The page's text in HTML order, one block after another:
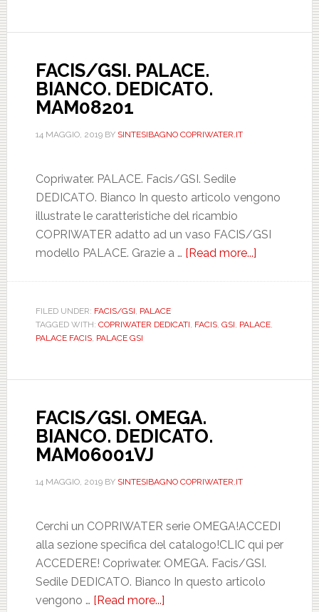
FACIS/GSI. PALACE.
BIANCO. DEDICATO.
MAM08201
14 MAGGIO, 2019BY SINTESIBAGNO COPRIWATER.IT
Copriwater. PALACE. Facis/GSI. Sedile
DEDICATO. Bianco In questo articolo vengono
illustrate le caratteristiche del ricambio
COPRIWATER adatto ad un vaso FACIS/GSI
modello PALACE. Grazie a … [Read more...]
FACIS/GSI.
DEDICATO.
MAM08201
FILED UNDER: FACIS/GSI, PALACE
TAGGED WITH: COPRIWATER DEDICATI, FACIS, GSI, PALACE,
PALACE FACIS, PALACE GSI
FACIS/GSI. OMEGA.
BIANCO. DEDICATO.
MAM06001VJ
14 MAGGIO, 2019BY SINTESIBAGNO COPRIWATER.IT
Cerchi un COPRIWATER serie OMEGA!ACCEDI
alla sezione specifica del catalogo!CLIC qui per
ACCEDERE! Copriwater. OMEGA. Facis/GSI.
Sedile DEDICATO. Bianco In questo articolo
vengono … [Read more...]